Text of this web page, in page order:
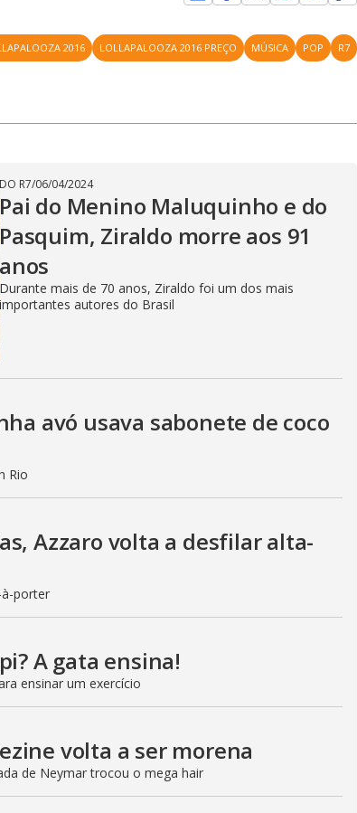
2016 LOLLAPALOOZA 2016 PREÇO MÚSICA POP R7
DO R7/06/04/2024
Pai do Menino Maluquinho e do
Pasquim, Ziraldo morre aos 91
anos
Durante mais de 70 anos, Ziraldo foi um dos mais
importantes autores do Brasil
avó usava sabonete de coco
Rio
Azzaro volta a desfilar alta-
porter
A gata ensina!
ensinar um exercício
volta a ser morena
de Neymar trocou o mega hair